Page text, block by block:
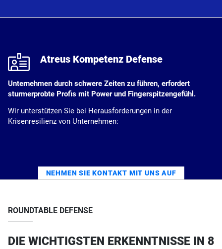
k Atreus Kompetenz Defense
Unternehmen durch schwere Zeiten zu führen, erfordert
sturmerprobte Profis mit Power und Fingerspitzengefühl.
Wir unterstützen Sie bei Herausforderungen in der
Krisenresilienz von Unternehmen:
NEHMEN SIE KONTAKT MIT UNS AUF
ROUNDTABLE DEFENSE
DIE WICHTIGSTEN ERKENNTNISSE IN 8